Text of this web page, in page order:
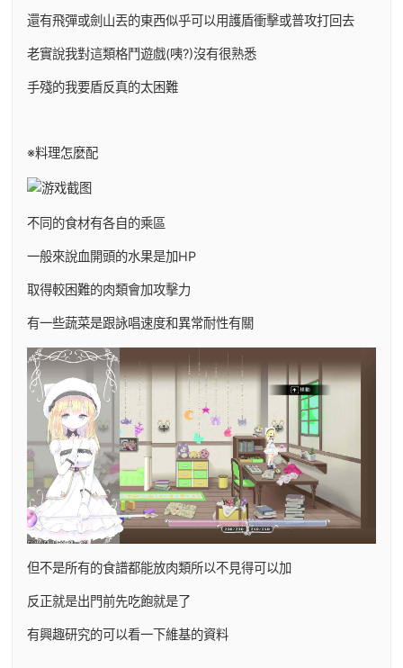
還有飛彈或劍山丟的東西似乎可以用護盾衝擊或普攻打回去
老實說我對這類格鬥遊戲(咦?)沒有很熟悉
手殘的我要盾反真的太困難
※料理怎麼配
不同的食材有各自的乘區
一般來說血開頭的水果是加HP
取得較困難的肉類會加攻擊力
有一些蔬菜是跟詠唱速度和異常耐性有關
但不是所有的食譜都能放肉類所以不見得可以加
反正就是出門前先吃飽就是了
有興趣研究的可以看一下維基的資料